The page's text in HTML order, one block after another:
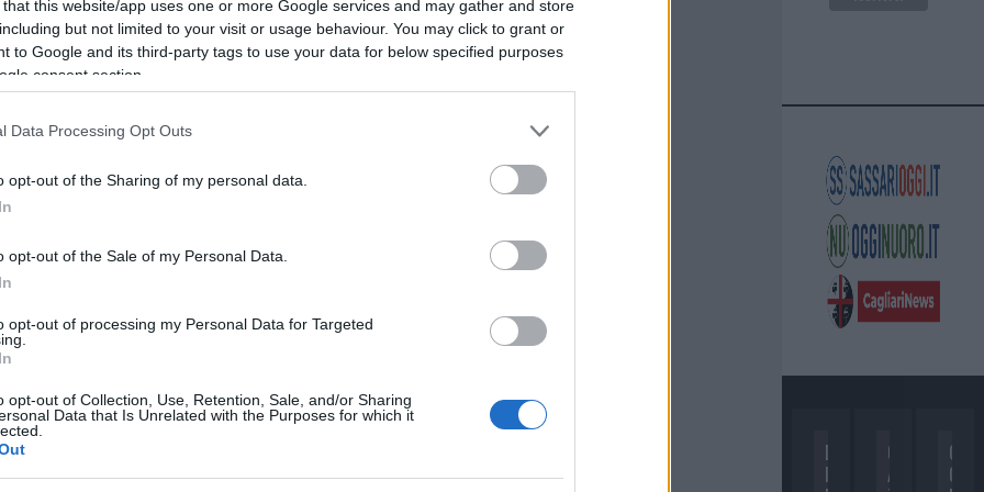
that this website/app uses one or more Google services and may gather and store
but not limited to your visit or usage behaviour. You may click to grant or
to Google and its third-party tags to use your data for below specified purposes
consent section.
Data Processing Opt Outs
opt-out of the Sharing of my personal data.
opt-out of the Sale of my Personal Data.
opt-out of processing my Personal Data for Targeted
opt-out of Collection, Use, Retention, Sale, and/or Sharing
Data that Is Unrelated with the Purposes for which it
D
I
C
A
C
O